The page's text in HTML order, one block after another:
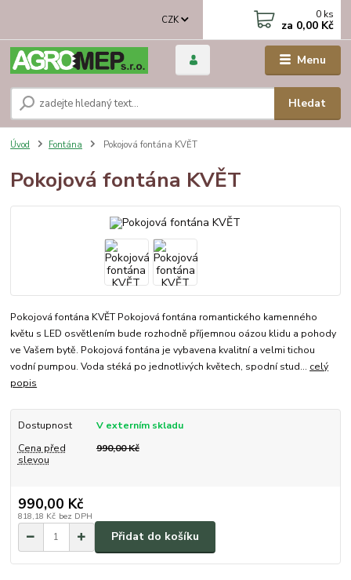
Menu
CZK
Hledat
0 ks
za 0,00 Kč
Úvod Fontána Pokojová fontána KVĚT
Pokojová fontána KVĚT
Pokojová fontána KVĚT Pokojová fontána romantického kamenného
květu s LED osvětlením bude rozhodně příjemnou oázou klidu a pohody
ve Vašem bytě. Pokojová fontána je vybavena kvalitní a velmi tichou
vodní pumpou. Voda stéká po jednotlivých květech, spodní stud... celý
popis
Dostupnost
V externím skladu
Cena před
slevou
990,00 Kč
990,00 Kč
818,18 Kč bez DPH
Přidat do košíku